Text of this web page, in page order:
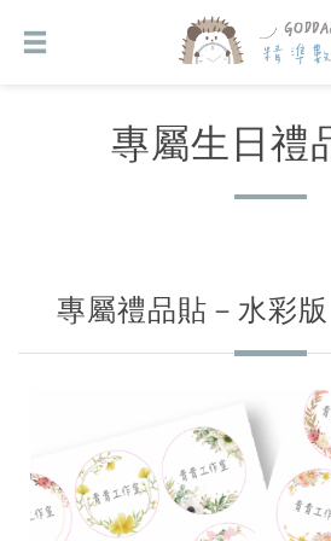
專屬生日禮
專屬禮品貼－水彩版